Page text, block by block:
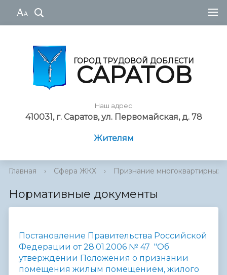
ГОРОД ТРУДОВОЙ ДОБЛЕСТИ
САРАТОВ
Наш адрес
410031, г. Саратов, ул. Первомайская, д. 78
Жителям
Главная › Сфера ЖКХ › Признание многоквартирных
Нормативные документы
Постановление Правительства Российской
Федерации от 28.01.2006 № 47 "Об
утверждении Положения о признании
помещения жилым помещением, жилого